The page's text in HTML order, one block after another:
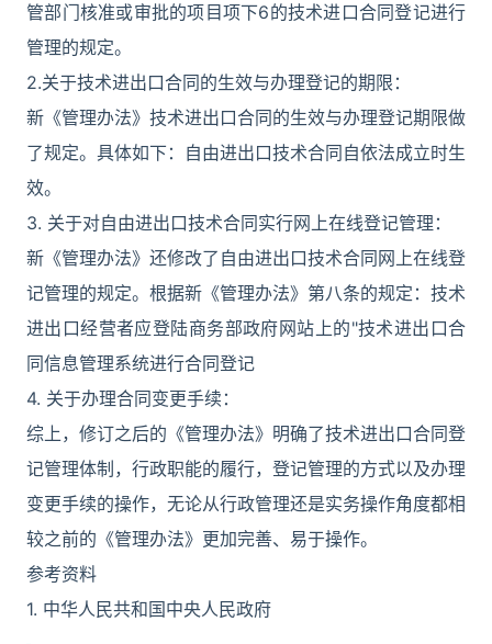
管部门核准或审批的项目项下6的技术进口合同登记进行
管理的规定。
2.关于技术进出口合同的生效与办理登记的期限：
新《管理办法》技术进出口合同的生效与办理登记期限做
了规定。具体如下：自由进出口技术合同自依法成立时生
效。
3. 关于对自由进出口技术合同实行网上在线登记管理：
新《管理办法》还修改了自由进出口技术合同网上在线登
记管理的规定。根据新《管理办法》第八条的规定：技术
进出口经营者应登陆商务部政府网站上的"技术进出口合
同信息管理系统进行合同登记
4. 关于办理合同变更手续：
综上，修订之后的《管理办法》明确了技术进出口合同登
记管理体制，行政职能的履行，登记管理的方式以及办理
变更手续的操作，无论从行政管理还是实务操作角度都相
较之前的《管理办法》更加完善、易于操作。
参考资料
1. 中华人民共和国中央人民政府